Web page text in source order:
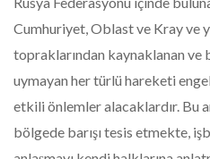
Cumhuriyet, Oblast ve Kray ve
topraklarından kaynaklanan ve
uymayan her türlü hareketi
etkili önlemler alacaklardır. Bu
bölgede barışı tesis etmekte,